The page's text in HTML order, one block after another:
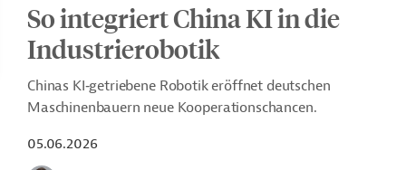
So integriert China KI in die
Industrierobotik
Chinas KI‑getriebeneRobotik eröffnet deutschen
Maschinenbauern neue Kooperationschancen.
05.06.2026